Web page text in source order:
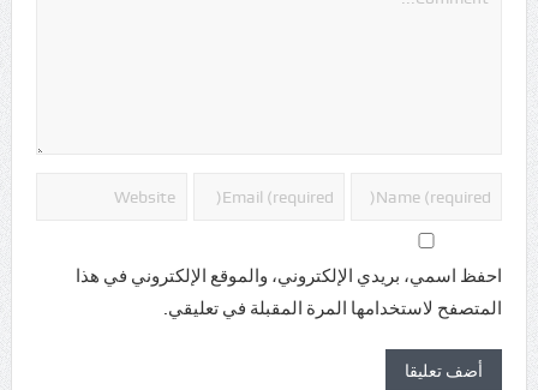
احفظ اسمي، بريدي الإلكتروني، والموقع الإلكتروني في هذا
المتصفح لاستخدامها المرة المقبلة في تعليقي.